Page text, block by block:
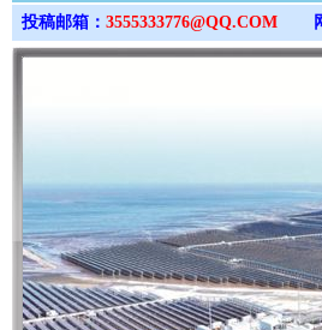
投稿邮箱： 3555333776@QQ.COM